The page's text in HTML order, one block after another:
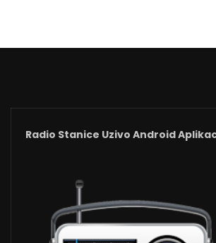
Radio Stanice Uzivo Android